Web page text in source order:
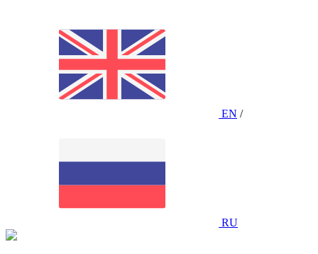
EN /
RU